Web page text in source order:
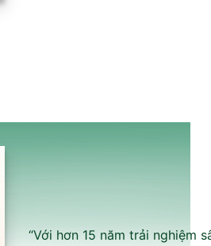
“Với hơn 15 năm trải nghiệm